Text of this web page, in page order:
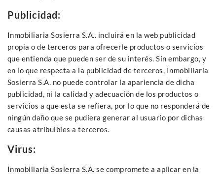
Publicidad:
Inmobiliaria Sosierra S.A.. incluirá en la web publicidad
propia o de terceros para ofrecerle productos o servicios
que entienda que pueden ser de su interés. Sin embargo, y
en lo que respecta a la publicidad de terceros, Inmobiliaria
Sosierra S.A. no puede controlar la apariencia de dicha
publicidad, ni la calidad y adecuación de los productos o
servicios a que esta se refiera, por lo que no responderá de
ningún daño que se pudiera generar al usuario por dichas
causas atribuibles a terceros.
Virus:
Inmobiliaria Sosierra S.A. se compromete a aplicar en la